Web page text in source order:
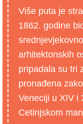
Više puta je
1862. godine
arhitektonskih
pripadala su tri
pronađena
Veneciji u XIV i
Cetinjskom